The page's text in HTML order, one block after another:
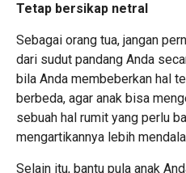
Tetap bersikap netral
Sebagai orang tua, jangan
dari sudut pandang Anda
bila Anda membeberkan hal
berbeda, agar anak bisa
sebuah hal rumit yang perlu
mengartikannya lebih
Selain itu, bantu pula anak